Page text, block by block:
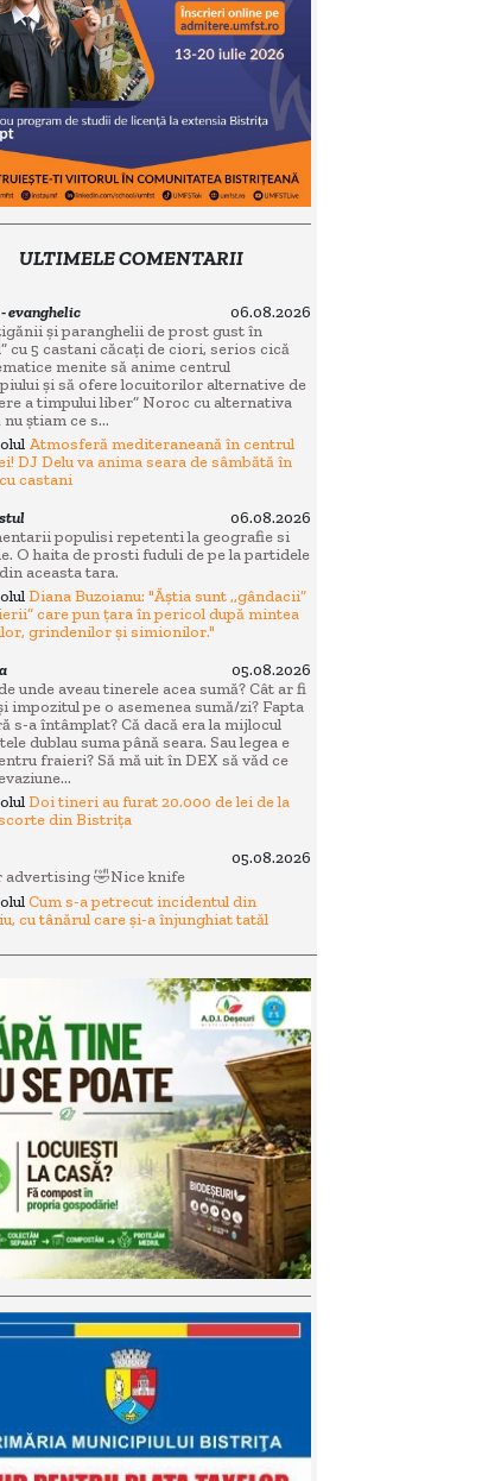
ULTIMELE COMENTARII
evanghelic
06.08.2026
și paranghelii de prost gust în
cu 5 castani căcați de ciori, serios cică
menite să anime centrul
și să ofere locuitorilor alternative de
a timpului liber” Noroc cu alternativa
nu știam ce s...
Atmosferă mediteraneană în centrul
DJ Delu va anima seara de sâmbătă în
castani
06.08.2026
populisi repetenti la geografie si
O haita de prosti fuduli de pe la partidele
aceasta tara.
Diana Buzoianu: "Ăștia sunt ,,gândacii”
care pun țara în pericol după mintea
grindenilor și simionilor."
05.08.2026
unde aveau tinerele acea sumă? Cât ar fi
impozitul pe o asemenea sumă/zi? Fapta
s-a întâmplat? Că dacă era la mijlocul
dublau suma până seara. Sau legea e
fraieri? Să mă uit în DEX să văd ce
Doi tineri au furat 20.000 de lei de la
din Bistrița
05.08.2026
advertising 🤣Nice knife
Cum s-a petrecut incidentul din
cu tânărul care şi-a înjunghiat tatăl